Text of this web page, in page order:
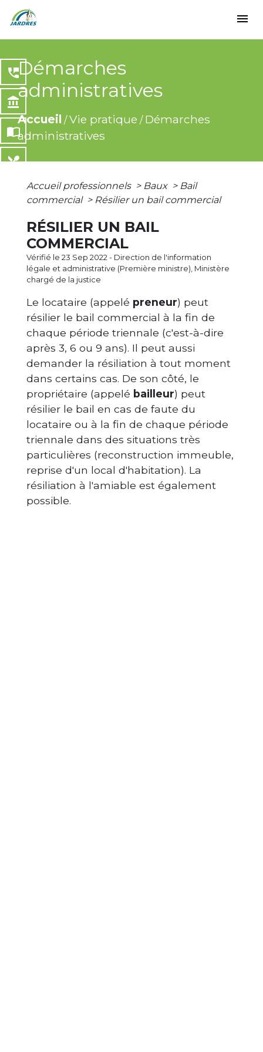
menu
Démarches
administratives
Accueil /Vie pratique / Démarches
administratives
perm_phone_msg
account_balance
import_contacts
local_dining
Accueil professionnels > Baux > Bail
commercial > Résilier un bail commercial
RÉSILIER UN BAIL
COMMERCIAL
Vérifié le 23 Sep 2022 - Direction de l'information
légale et administrative (Première ministre), Ministère
chargé de la justice
Le locataire (appelé preneur) peut
résilier le bail commercial à la fin de
chaque période triennale (c'est-à-dire
après 3, 6 ou 9 ans). Il peut aussi
demander la résiliation à tout moment
dans certains cas. De son côté, le
propriétaire (appelé bailleur) peut
résilier le bail en cas de faute du
locataire ou à la fin de chaque période
triennale dans des situations très
particulières (reconstruction immeuble,
reprise d'un local d'habitation). La
résiliation à l'amiable est également
possible.